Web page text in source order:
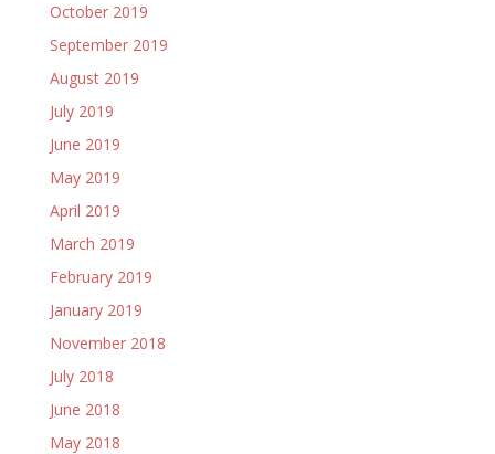
October 2019
September 2019
August 2019
July 2019
June 2019
May 2019
April 2019
March 2019
February 2019
January 2019
November 2018
July 2018
June 2018
May 2018